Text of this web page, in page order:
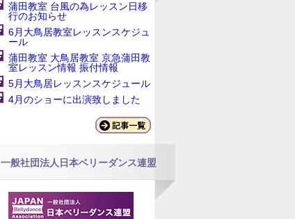
蒲田教室 台風の為レッスン日移
行のお知らせ
6月大鳥居教室レッスンスケジュ
ール
蒲田教室 大鳥居教室 京急蒲田教
室レッスン情報 振付情報
5月大鳥居レッスンスケジュール
4月のショーに出演致しました
一般社団法人日本ベリーダンス連盟